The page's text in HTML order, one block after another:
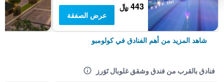
443 ﷼
عرض الصفقة
شاهد المزيد من أهم الفنادق في كولومبو
فنادق بالقرب من فندق وشقق غلوبال تَوَرز